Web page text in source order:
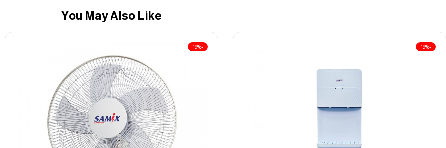
You May Also Like
-19%
-19%